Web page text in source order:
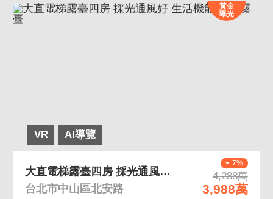
VR AI導覽
黃金
曝光
7%
4,288萬
3,988萬
大直電梯露臺四房 採光通風好 生活機能強 大露臺
台北市中山區北安路